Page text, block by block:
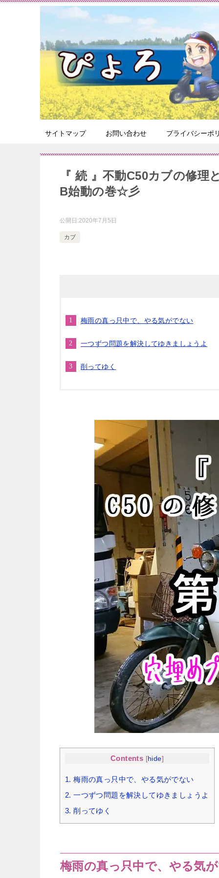
サイトマップ お問い合わせ プライバシーポ
『 続 』不動C50カブの修
B始動の巻☆彡
公開日:2020年7月5日
カブ
梅雨の真っ只中で、やる気がでない
一つずつ問題を解決してゆきましょうよ
削ってゆく
Contents [hide]
1. 梅雨の真っ只中で、やる気がでない
2. 一つずつ問題を解決してゆきましょうよ
3. 削ってゆく
梅雨の真っ只中で、やる気